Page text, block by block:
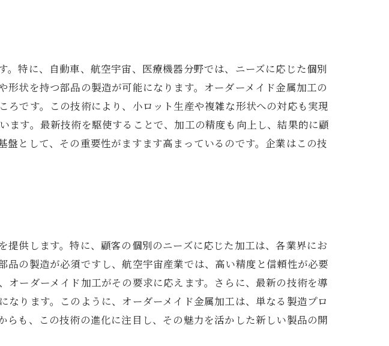
性と可能性の探求
特に、自動車、航空宇宙、医療機器分野では、ニーズに応じた個別
状を持つ部品の製造が可能になります。オーダーメイド金属加工の
です。この技術により、小ロット生産や複雑な形状への対応も実現
す。最新技術を駆使することで、加工の精度も向上し、結果的に顧
として、その重要性がますます高まっているのです。企業はこの技
供します。特に、顧客の個別のニーズに応じた加工は、各業界にお
の製造が必須ですし、航空宇宙産業では、高い精度と信頼性が必要
ーダーメイド加工がその要求に応えます。さらに、最新の技術を導
ります。このように、オーダーメイド金属加工は、単なる製造プロ
も、この技術の進化に注目し、その魅力を活かした新しい製品の開